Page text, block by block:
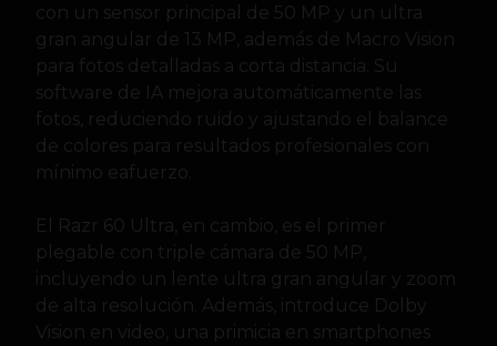
con un sensor principal de 50 MP y un ultra
gran angular de 13 MP, además de Macro Vision
para fotos detalladas a corta distancia. Su
software de IA mejora automáticamente las
fotos, reduciendo ruido y ajustando el balance
de colores para resultados profesionales con
mínimo eafuerzo.
El Razr 60 Ultra, en cambio, es el primer
plegable con triple cámara de 50 MP,
incluyendo un lente ultra gran angular y zoom
de alta resolución. Además, introduce Dolby
Vision en video, una primicia en smartphones